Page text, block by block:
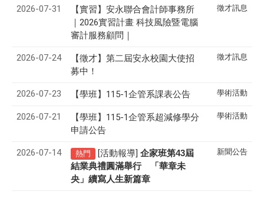
2026-07-31
【實習】安永聯合會計師事務所
｜2026實習計畫 科技風險暨電腦
審計服務顧問｜
徵才訊息
2026-07-24 【徵才】 第二屆安永校園大使招
募中！
徵才訊息
2026-07-23 【學班】115-1企管系課表公告 學術活動
2026-07-21
【學班】115-1企管系超減修學分
申請公告
學術活動
2026-07-14 熱門 [活動報導] 企家班第43屆
結業典禮圓滿舉行 「華章未
央」續寫人生新篇章
新聞公告